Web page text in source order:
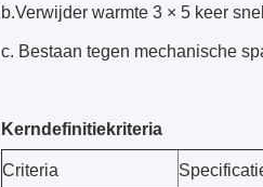
b.Verwijder warmte 3 × 5 keer
c. Bestaan tegen mechanische
Kerndefinitiekriteria
Criteria